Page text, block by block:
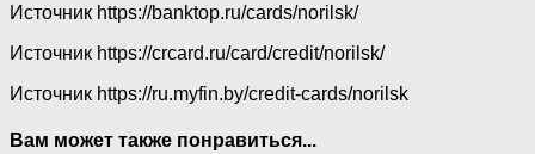
Источник https://banktop.ru/cards/norilsk/
Источник https://crcard.ru/card/credit/norilsk/
Источник https://ru.myfin.by/credit-cards/norilsk
Вам может также понравиться...